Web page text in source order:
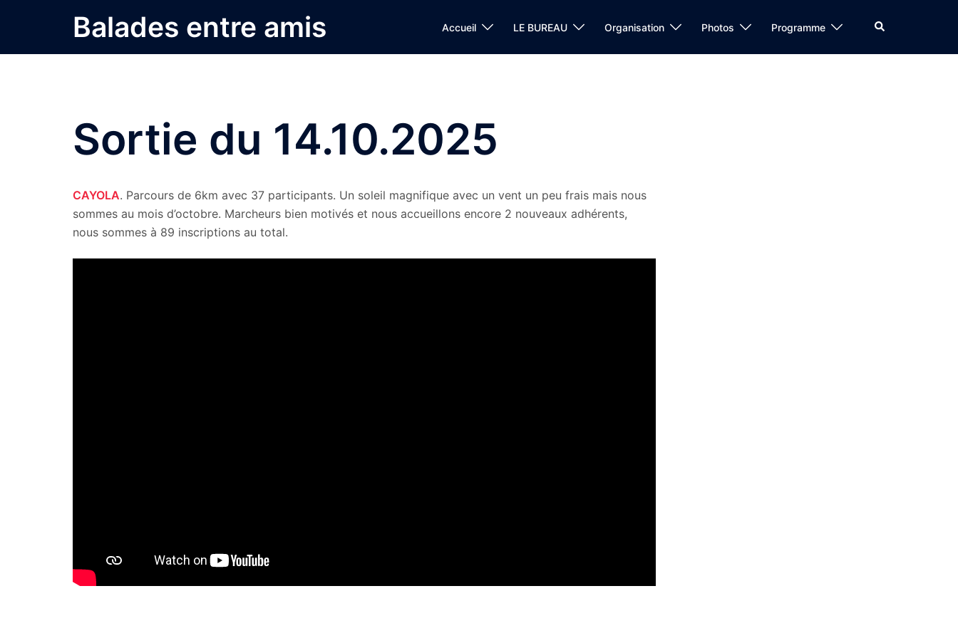
Balades entre amis Accueil LE BUREAU Organisation Photos Programme Rechercher
Sortie du 14.10.2025
CAYOLA. Parcours de 6km avec 37 participants. Un soleil magnifique avec un vent un peu frais mais nous
sommes au mois d’octobre. Marcheurs bien motivés et nous accueillons encore 2 nouveaux adhérents,
nous sommes à 89 inscriptions au total.